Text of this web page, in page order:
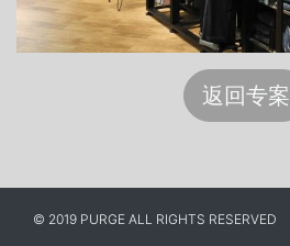
返回专案
© 2019 PURGE ALL RIGHTS RESERVED